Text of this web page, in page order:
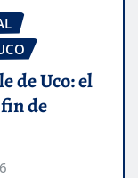
de Uco: el
de